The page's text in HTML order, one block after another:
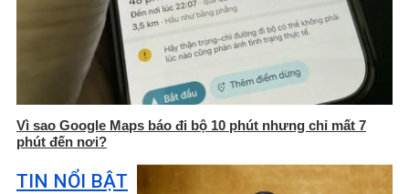
Vì sao Google Maps báo đi bộ 10 phút nhưng chỉ mất 7
phút đến nơi?
TIN NỔI BẬT